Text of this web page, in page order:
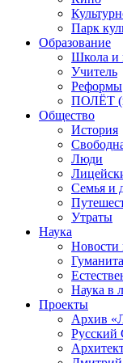
Парк
Образование
Школа и
Учитель
Реформы
ПОЛЁТ
Общество
История
Люди
Семья и
Утраты
Наука
Новости
Наука в
Проекты
Архив
Русский